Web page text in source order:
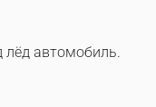
автомобиль.